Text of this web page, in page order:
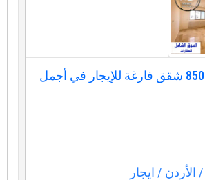
رقم الاعلان 8501 شقق فارغة للإيجار في أجمل
/ الأردن/ ايجار